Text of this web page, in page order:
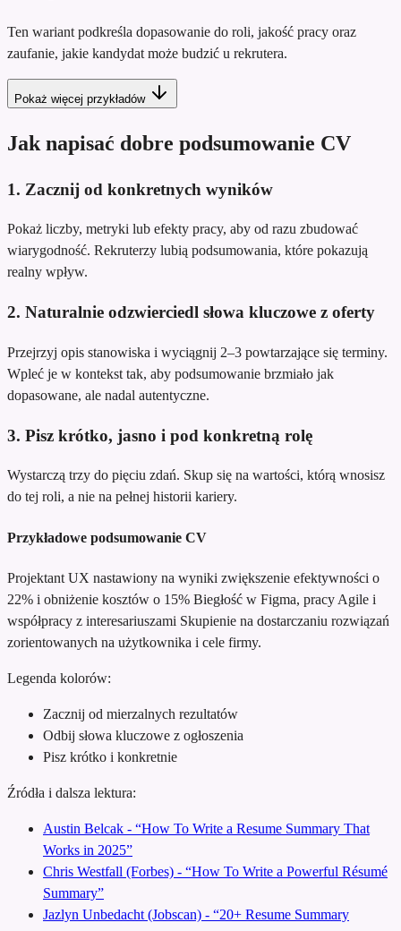
Ten wariant podkreśla dopasowanie do roli, jakość pracy oraz
zaufanie, jakie kandydat może budzić u rekrutera.
Pokaż więcej przykładów
Jak napisać dobre podsumowanie CV
1. Zacznij od konkretnych wyników
Pokaż liczby, metryki lub efekty pracy, aby od razu zbudować
wiarygodność. Rekruterzy lubią podsumowania, które pokazują
realny wpływ.
2. Naturalnie odzwierciedl słowa kluczowe z oferty
Przejrzyj opis stanowiska i wyciągnij 2–3 powtarzające się terminy.
Wpleć je w kontekst tak, aby podsumowanie brzmiało jak
dopasowane, ale nadal autentyczne.
3. Pisz krótko, jasno i pod konkretną rolę
Wystarczą trzy do pięciu zdań. Skup się na wartości, którą wnosisz
do tej roli, a nie na pełnej historii kariery.
Przykładowe podsumowanie CV
Projektant UX nastawiony na wyniki zwiększenie efektywności o
22% i obniżenie kosztów o 15% Biegłość w Figma, pracy Agile i
współpracy z interesariuszami Skupienie na dostarczaniu rozwiązań
zorientowanych na użytkownika i cele firmy.
Legenda kolorów:
Zacznij od mierzalnych rezultatów
Odbij słowa kluczowe z ogłoszenia
Pisz krótko i konkretnie
Źródła i dalsza lektura:
Austin Belcak - “How To Write a Resume Summary That
Works in 2025”
Chris Westfall (Forbes) - “How To Write a Powerful Résumé
Summary”
Jazlyn Unbedacht (Jobscan) - “20+ Resume Summary